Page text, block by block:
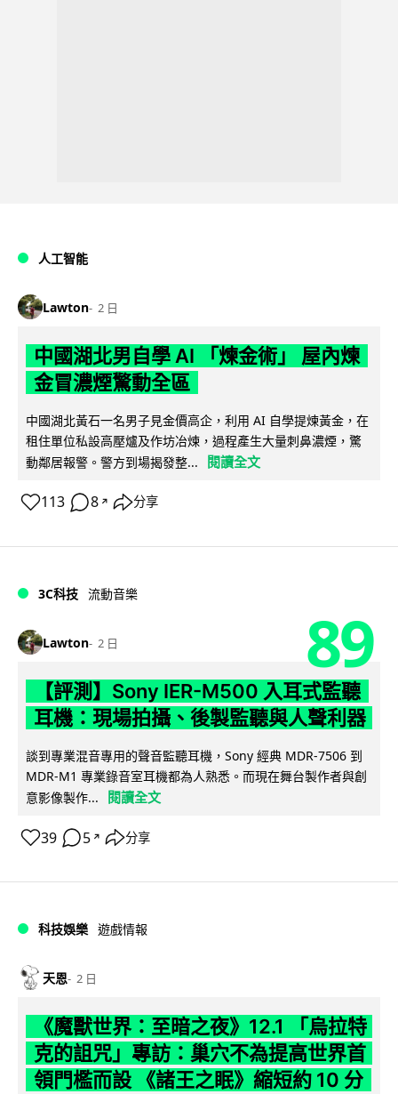
人工智能
Lawton 2 日
中國湖北男自學 AI 「煉金術」 屋內煉
金冒濃煙驚動全區
中國湖北黃石一名男子見金價高企，利用 AI 自學提煉黃金，在
租住單位私設高壓爐及作坊冶煉，過程產生大量刺鼻濃煙，驚
動鄰居報警。警方到場揭發整...
閱讀全文
113 8 ↗ 分享
3C科技 流動音樂
Lawton 2 日 89
【評測】Sony IER-M500 入耳式監聽
耳機：現場拍攝、後製監聽與人聲利器
談到專業混音專用的聲音監聽耳機，Sony 經典 MDR-7506 到
MDR-M1 專業錄音室耳機都為人熟悉。而現在舞台製作者與創
意影像製作...
閱讀全文
39 5 ↗ 分享
科技娛樂 遊戲情報
天恩 2 日
《魔獸世界：至暗之夜》12.1 「烏拉特
克的詛咒」專訪：巢穴不為提高世界首
領門檻而設 《諸王之眠》縮短約 10 分